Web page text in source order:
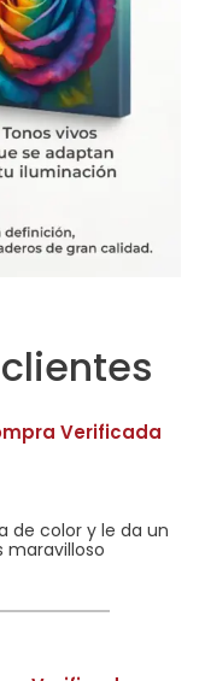
Verificada
de color y le da un
maravilloso